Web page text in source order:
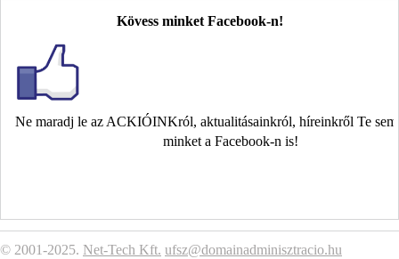
Kövess minket Facebook-n!
Ne maradj le az ACKIÓINKról, aktualitásainkról, híreinkről Te
minket a Facebook-n is!
© 2001-2025. Net-Tech Kft. ufsz@domainadminisztracio.hu